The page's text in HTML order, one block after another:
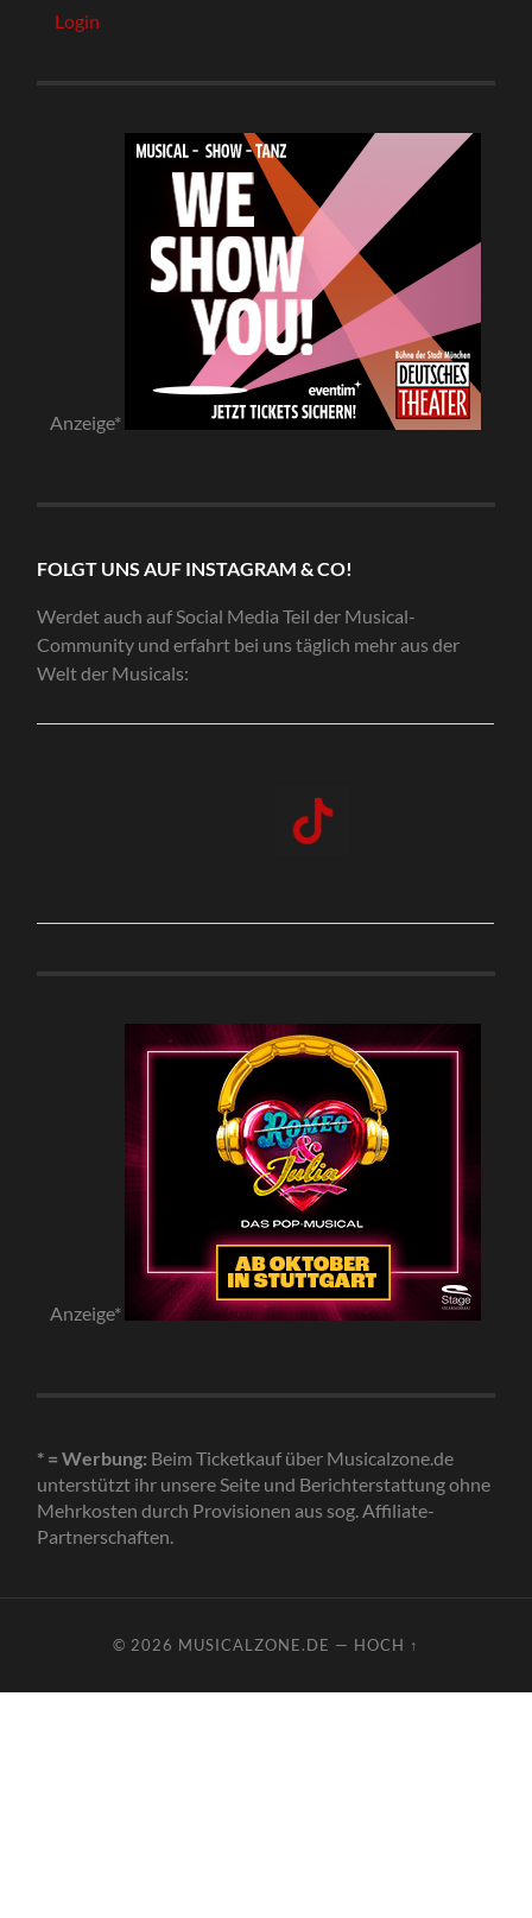
Login
Anzeige*
FOLGT UNS AUF INSTAGRAM & CO!
Werdet auch auf Social Media Teil der Musical-
Community und erfahrt bei uns täglich mehr aus der
Welt der Musicals:
Anzeige*
* = Werbung: Beim Ticketkauf über Musicalzone.de
unterstützt ihr unsere Seite und Berichterstattung ohne
Mehrkosten durch Provisionen aus sog. Affiliate-
Partnerschaften.
© 2026 MUSICALZONE.DE — HOCH ↑